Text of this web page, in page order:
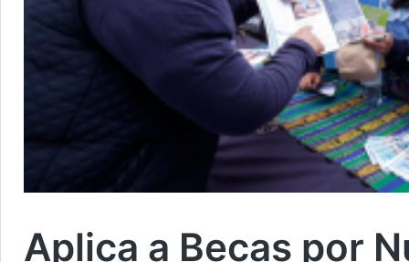
Aplica a Becas por